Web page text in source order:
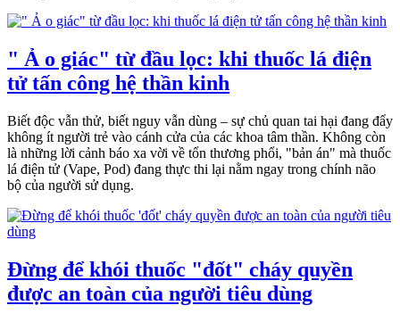
" Ả o giác" từ đầu lọc: khi thuốc lá điện
tử tấn công hệ thần kinh
Biết độc vẫn thử, biết nguy vẫn dùng – sự chủ quan tai hại đang đẩy
không ít người trẻ vào cánh cửa của các khoa tâm thần. Không còn
là những lời cảnh báo xa vời về tổn thương phổi, "bản án" mà thuốc
lá điện tử (Vape, Pod) đang thực thi lại nằm ngay trong chính não
bộ của người sử dụng.
Đừng để khói thuốc "đốt" cháy quyền
được an toàn của người tiêu dùng